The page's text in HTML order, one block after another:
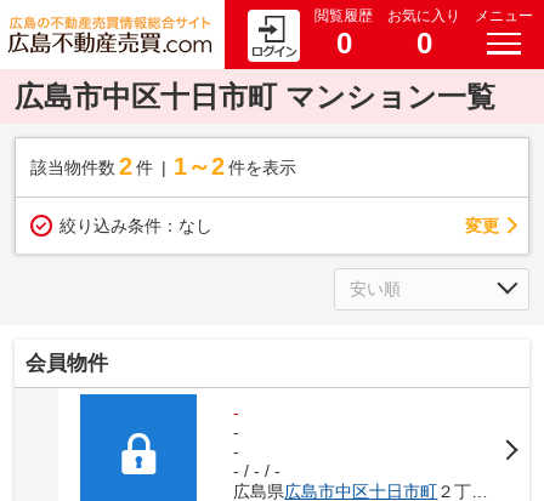
閲覧履歴
0
お気に入り
0
メニュー
広島市中区十日市町 マンション一覧
該当物件数 2件 1～2 件を表示
絞り込み条件： なし 変更
会員物件
-
-
-
- / - / -
広島県広島市中区十日市町２丁目1-25